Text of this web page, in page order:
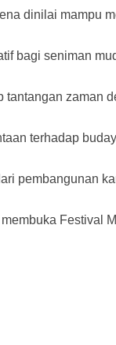
dinilai mampu
bagi seniman
zaman
terhadap
pembangunan
Festival